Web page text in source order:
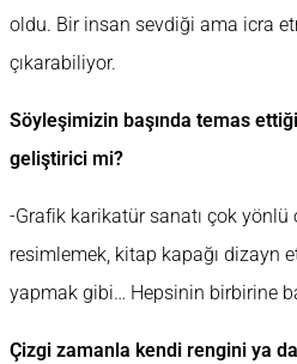
oldu. Bir insan sevdiği ama icra
çıkarabiliyor.
Söyleşimizin başında temas
geliştirici mi?
-Grafik karikatür sanatı çok
resimlemek, kitap kapağı dizayn
yapmak gibi… Hepsinin birbirine
Çizgi zamanla kendi rengini ya